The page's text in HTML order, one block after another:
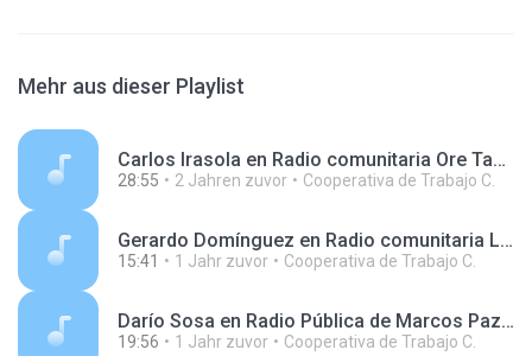
Mehr aus dieser Playlist
Carlos Irasola en Radio comunitaria Ore Tape 231129.mp3
28:55 2 Jahren zuvor Cooperativa de Trabajo C.
Gerardo Domínguez en Radio comunitaria La Montonera 250520.mp3
15:41 1 Jahr zuvor Cooperativa de Trabajo C.
Darío Sosa en Radio Pública de Marcos Paz 240816.mp3
19:56 1 Jahr zuvor Cooperativa de Trabajo C.